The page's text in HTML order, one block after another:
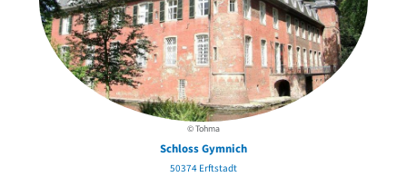
© Tohma
Schloss Gymnich
50374 Erftstadt